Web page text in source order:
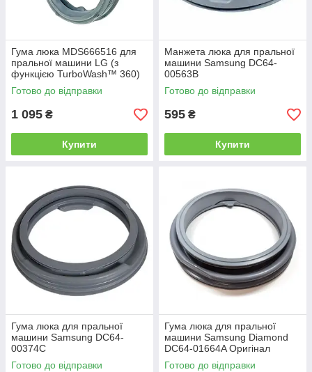
Гума люка MDS666516 для
пральної машини LG (з
функцією TurboWash™ 360)
Готово до відправки
1 095 ₴
Купити
Манжета люка для пральної
машини Samsung DC64-
00563B
Готово до відправки
595 ₴
Купити
Гума люка для пральної
машини Samsung DC64-
00374C
Готово до відправки
Гума люка для пральної
машини Samsung Diamond
DC64-01664A Оригінал
Готово до відправки